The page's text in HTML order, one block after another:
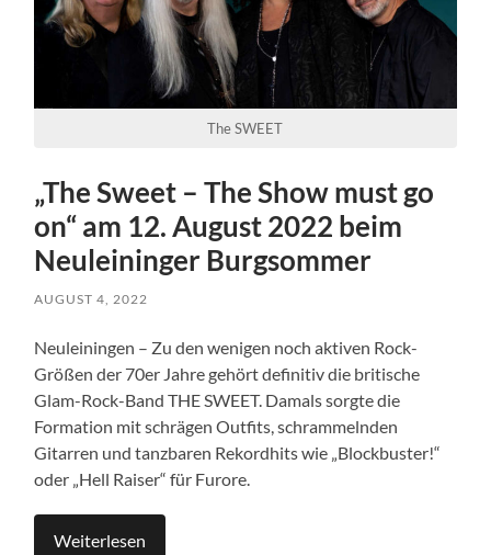
The SWEET
„The Sweet – The Show must go
on“ am 12. August 2022 beim
Neuleininger Burgsommer
AUGUST 4, 2022
Neuleiningen – Zu den wenigen noch aktiven Rock-
Größen der 70er Jahre gehört definitiv die britische
Glam-Rock-Band THE SWEET. Damals sorgte die
Formation mit schrägen Outfits, schrammelnden
Gitarren und tanzbaren Rekordhits wie „Blockbuster!“
oder „Hell Raiser“ für Furore.
Weiterlesen